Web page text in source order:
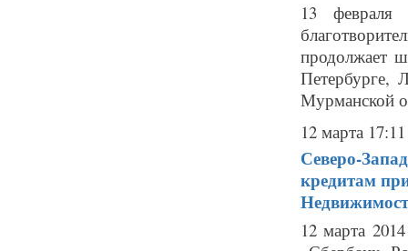
13 февраля
продолжает
Петербурге,
Мурманской
12 марта 17:11
Северо-
кредитам
12 марта